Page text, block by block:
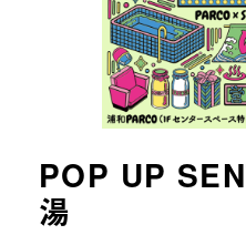
POP UP
湯URLをコピーする